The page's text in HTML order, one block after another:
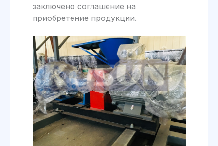
заключено соглашение на
приобретение продукции.